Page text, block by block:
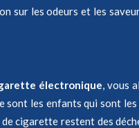
sur les odeurs et les
électronique, vous
les enfants qui sont
cigarette restent des